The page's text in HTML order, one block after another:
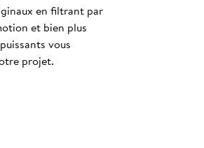
en filtrant par
et bien plus
vous
projet.